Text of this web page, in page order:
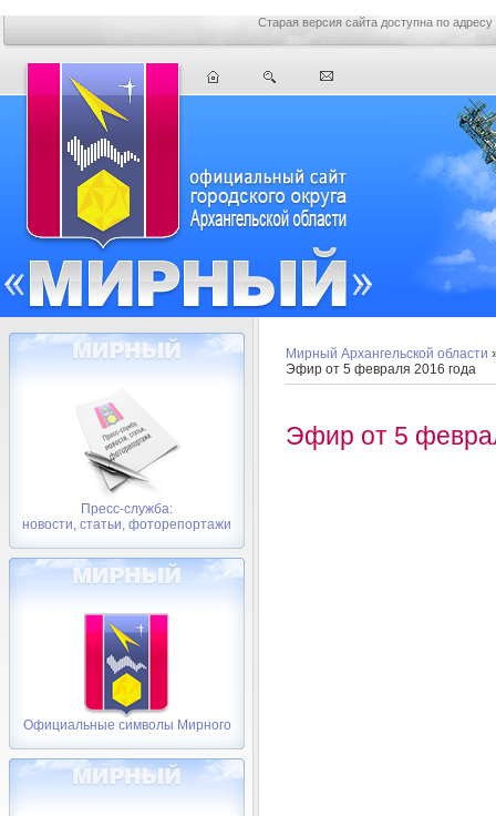
Старая версия сайта доступна по адресу
Пресс-служба:
новости, статьи, фоторепортажи
Официальные символы Мирного
Мирный Архангельской области
Эфир от 5 февраля 2016 года
Эфир от 5